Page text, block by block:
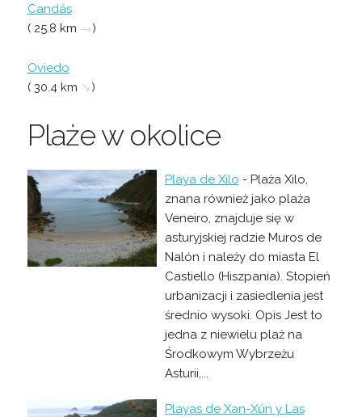
Candás
( 25.8 km →)
Oviedo
( 30.4 km ↘)
Plaże w okolice
Playa de Xilo - Plaża Xilo,
znana również jako plaża
Veneiro, znajduje się w
asturyjskiej radzie Muros de
Nalón i należy do miasta El
Castiello (Hiszpania). Stopień
urbanizacji i zasiedlenia jest
średnio wysoki. Opis Jest to
jedna z niewielu plaż na
Środkowym Wybrzeżu
Asturii,...
Playas de Xan-Xún y Las